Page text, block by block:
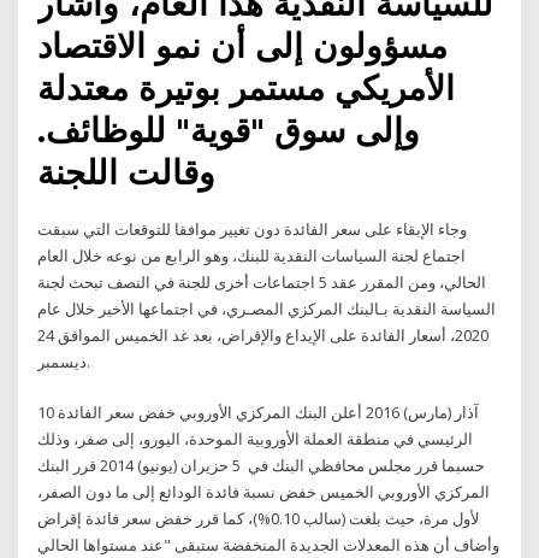
مسؤولون إلى أن نمو الاقتصاد
الأمريكي مستمر بوتيرة معتدلة
وإلى سوق "قوية" للوظائف.
وقالت اللجنة
وجاء الإبقاء على سعر الفائدة دون تغيير موافقا للتوقعات التي سبقت
اجتماع لجنة السياسات النقدية للبنك، وهو الرابع من نوعه خلال العام
الحالي، ومن المقرر عقد 5 اجتماعات أخرى للجنة في النصف تبحث لجنة
السياسة النقدية بـالبنك المركزي المصـري، في اجتماعها الأخير خلال عام
2020، أسعار الفائدة على الإيداع والإقراض، بعد غد الخميس الموافق 24
ديسمبر.
10 آذار (مارس) 2016 أعلن البنك المركزي الأوروبي خفض سعر الفائدة
الرئيسي في منطقة العملة الأوروبية الموحدة، اليورو، إلى صفر، وذلك
حسبما قرر مجلس محافظي البنك في 5 حزيران (يونيو) 2014 قرر البنك
المركزي الأوروبي الخميس خفض نسبة فائدة الودائع إلى ما دون الصفر،
لأول مرة، حيث بلغت (سالب 0.10%)، كما قرر خفض سعر فائدة إقراض
وأضاف أن هذه المعدلات الجديدة المنخفضة ستبقى "عند مستواها الحالي